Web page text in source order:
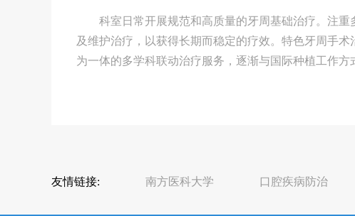
科室日常开展规范和高质量的牙周基础治疗。注
及维护治疗，以获得长期而稳定的疗效。特色牙周手
为一体的多学科联动治疗服务，逐渐与国际种植工作方
友情链接: 南方医科大学 口腔疾病防治